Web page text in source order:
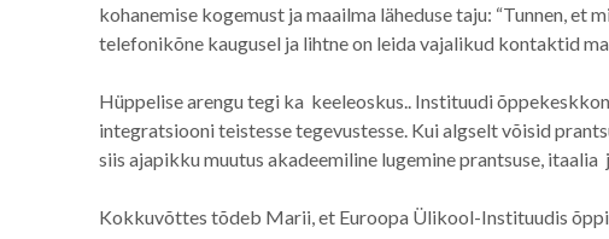
kohanemise kogemust ja maailma läheduse taju: “Tunnen, et
telefonikõne kaugusel ja lihtne on leida vajalikud kontaktid
Hüppelise arengu tegi ka keeleoskus.. Instituudi
integratsiooni teistesse tegevustesse. Kui algselt võisid
siis ajapikku muutus akadeemiline lugemine prantsuse,
Kokkuvõttes tõdeb Marii, et Euroopa Ülikool-Instituudis